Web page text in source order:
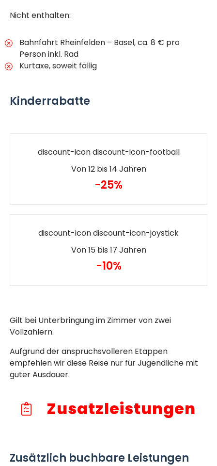
Nicht enthalten:
Bahnfahrt Rheinfelden – Basel, ca. 8 € pro
Person inkl. Rad
Kurtaxe, soweit fällig
Kinderrabatte
discount-icon discount-icon-football
Von 12 bis 14 Jahren
-25%
discount-icon discount-icon-joystick
Von 15 bis 17 Jahren
-10%
Gilt bei Unterbringung im Zimmer von zwei
Vollzahlern.
Aufgrund der anspruchsvolleren Etappen
empfehlen wir diese Reise nur für Jugendliche mit
guter Ausdauer.
Zusatzleistungen
Zusätzlich buchbare Leistungen